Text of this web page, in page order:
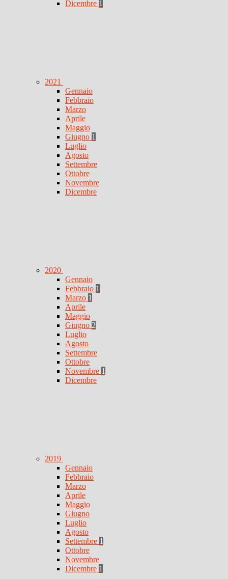
Dicembre 1
2021
Gennaio
Febbraio
Marzo
Aprile
Maggio
Giugno 1
Luglio
Agosto
Settembre
Ottobre
Novembre
Dicembre
2020
Gennaio
Febbraio 1
Marzo 1
Aprile
Maggio
Giugno 2
Luglio
Agosto
Settembre
Ottobre
Novembre 1
Dicembre
2019
Gennaio
Febbraio
Marzo
Aprile
Maggio
Giugno
Luglio
Agosto
Settembre 1
Ottobre
Novembre
Dicembre 1